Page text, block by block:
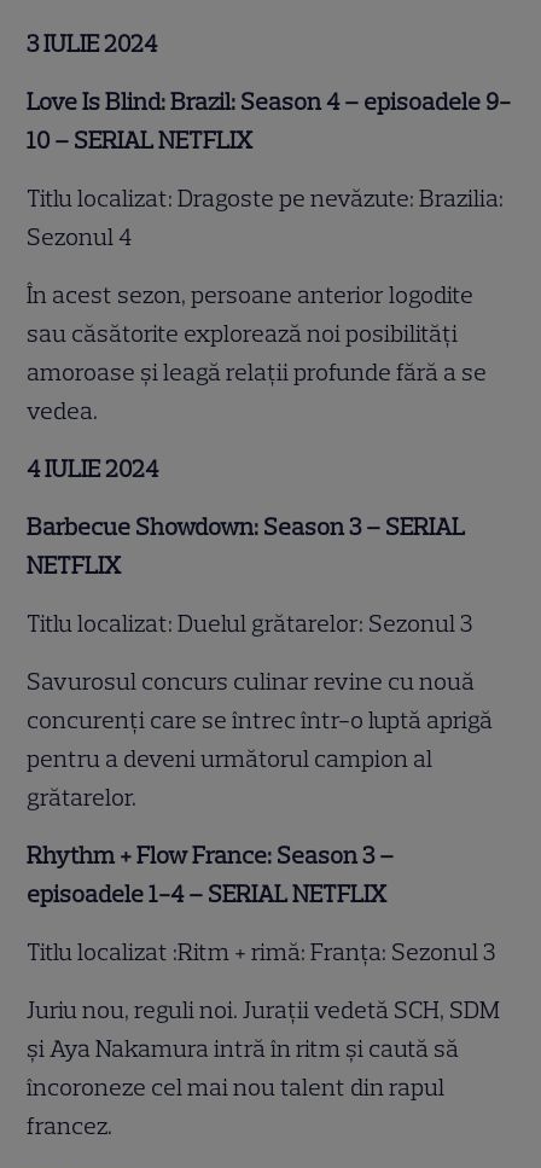
3 IULIE 2024
Love Is Blind: Brazil: Season 4 – episoadele 9-
10 – SERIAL NETFLIX
Titlu localizat: Dragoste pe nevăzute: Brazilia:
Sezonul 4
În acest sezon, persoane anterior logodite
sau căsătorite explorează noi posibilități
amoroase și leagă relații profunde fără a se
vedea.
4 IULIE 2024
Barbecue Showdown: Season 3 – SERIAL
NETFLIX
Titlu localizat: Duelul grătarelor: Sezonul 3
Savurosul concurs culinar revine cu nouă
concurenți care se întrec într-o luptă aprigă
pentru a deveni următorul campion al
grătarelor.
Rhythm + Flow France: Season 3 –
episoadele 1-4 – SERIAL NETFLIX
Titlu localizat :Ritm + rimă: Franța: Sezonul 3
Juriu nou, reguli noi. Jurații vedetă SCH, SDM
și Aya Nakamura intră în ritm și caută să
încoroneze cel mai nou talent din rapul
francez.